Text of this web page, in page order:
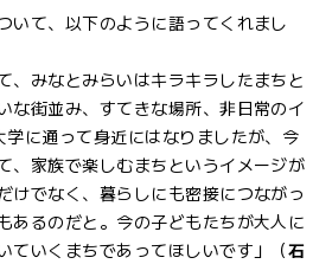
いて、以下のように語ってくれまし
、みなとみらいはキラキラしたまちと
な街並み、すてきな場所、非日常のイ
に通って身近にはなりましたが、今
、家族で楽しむまちというイメージが
けでなく、暮らしにも密接につながっ
あるのだと。今の子どもたちが大人に
ていくまちであってほしいです」（石